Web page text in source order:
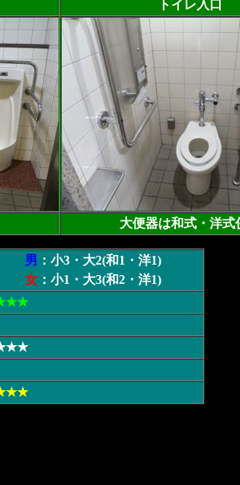
トイレ入口
大便器は和式・洋式
男 ：小3・大2(和1・洋1)
女：小1・大3(和2・洋1)